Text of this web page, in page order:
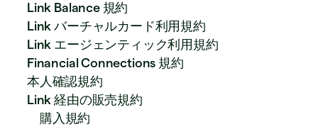
Link Balance 規約
Link バーチャルカード利用規約
Link エージェンティック利用規約
Financial Connections 規約
本人確認規約
Link 経由の販売規約
購入規約